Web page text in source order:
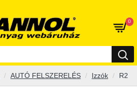
0
AUTÓ FELSZERELÉS Izzók R2